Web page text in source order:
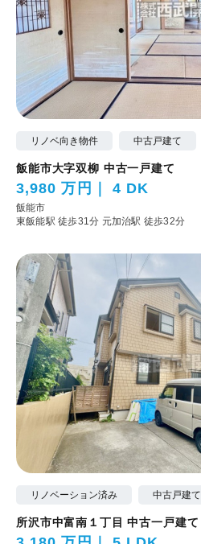
リノベ向き物件 中古戸建て
飯能市大字双柳 中古一戸建て
3,980 万円 4 DK
飯能市
東飯能駅 徒歩31分 元加治駅 徒歩32分
リノベーション済み 中古戸建て
所沢市中富南１丁目 中古一戸建て